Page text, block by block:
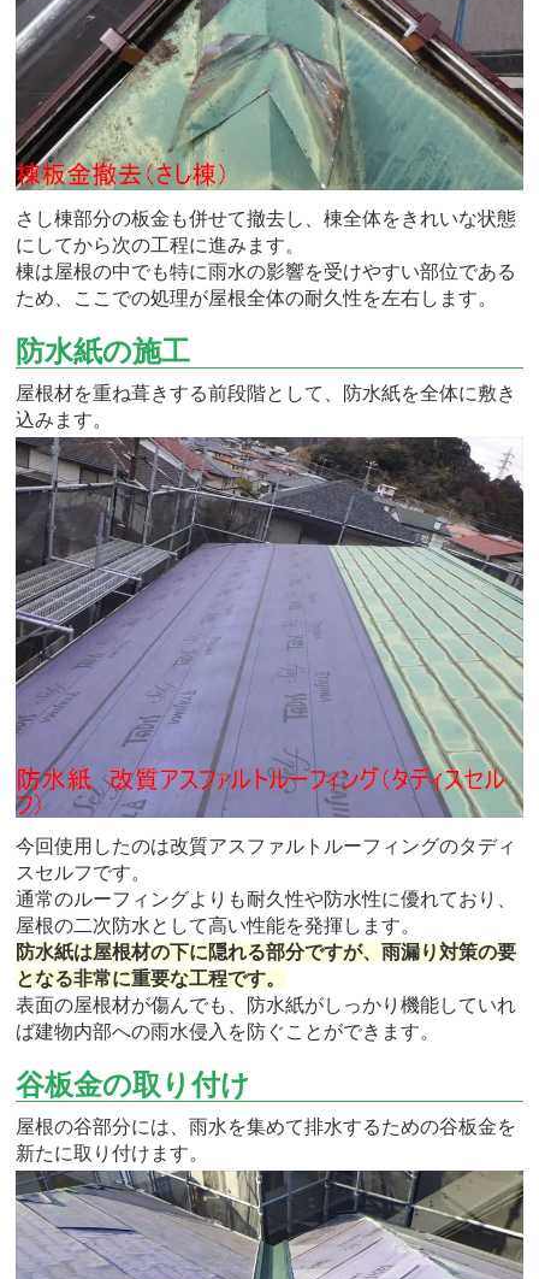
さし棟部分の板金も併せて撤去し、棟全体をきれいな状態
にしてから次の工程に進みます。
棟は屋根の中でも特に雨水の影響を受けやすい部位である
ため、ここでの処理が屋根全体の耐久性を左右します。
防水紙の施工
屋根材を重ね葺きする前段階として、防水紙を全体に敷き
込みます。
今回使用したのは改質アスファルトルーフィングのタディ
スセルフです。
通常のルーフィングよりも耐久性や防水性に優れており、
屋根の二次防水として高い性能を発揮します。
防水紙は屋根材の下に隠れる部分ですが、雨漏り対策の要
となる非常に重要な工程です。
表面の屋根材が傷んでも、防水紙がしっかり機能していれ
ば建物内部への雨水侵入を防ぐことができます。
谷板金の取り付け
屋根の谷部分には、雨水を集めて排水するための谷板金を
新たに取り付けます。